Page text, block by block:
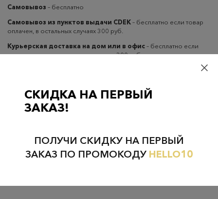
Самовывоз – бесплатно
Самовывоз из пунктов выдачи CDEK– бесплатно если товар
оплачен, в остальных случаях 300 руб.
Курьерская доставка на дом или в офис– бесплатно если
товар оплачен, в остальных случаях 300 руб.
Проверьте наличие в магазинах
ВСЕ ГОРОДА НИЖНЕВАРТОВСК
СКИДКА НА ПЕРВЫЙ
ЗАКАЗ!
ПОЛУЧИ СКИДКУ НА ПЕРВЫЙ
ЗАКАЗ ПО ПРОМОКОДУ HELLO10